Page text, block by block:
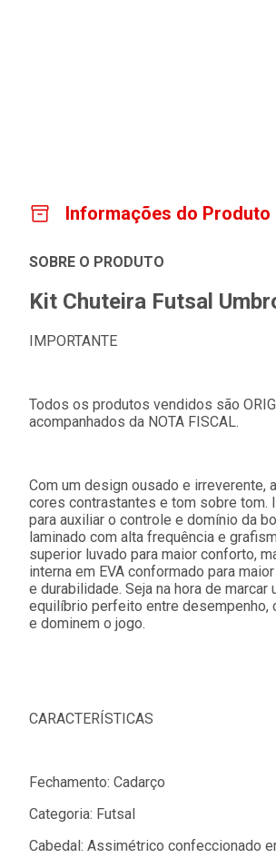
Informações do Produto
SOBRE O PRODUTO
Kit Chuteira Futsal
IMPORTANTE
Todos os produtos vendidos são
acompanhados da NOTA FISCAL.
Com um design ousado e irreverente,
cores contrastantes e tom sobre tom.
para auxiliar o controle e domínio da
laminado com alta frequência e
superior luvado para maior conforto,
interna em EVA conformado para
e durabilidade. Seja na hora de
equilíbrio perfeito entre
e dominem o jogo.
CARACTERÍSTICAS
Fechamento: Cadarço
Categoria: Futsal
Cabedal: Assimétrico confeccionado